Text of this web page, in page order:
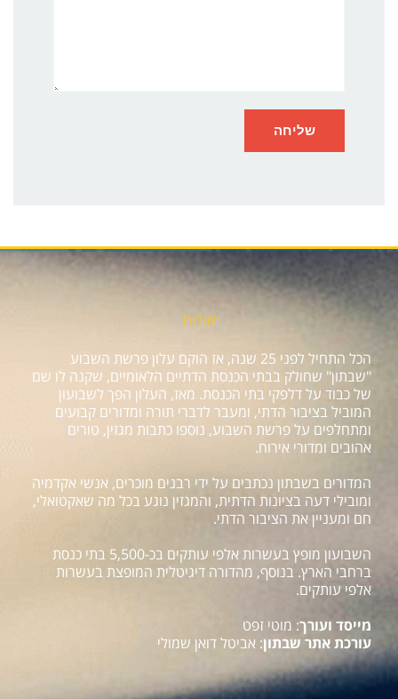
אודות
הכל התחיל לפני 25 שנה, אז הוקם עלון פרשת השבוע
"שבתון" שחולק בבתי הכנסת הדתיים הלאומיים, שקנה לו שם
של כבוד על דלפקי בתי הכנסת. מאז, העלון הפך לשבועון
המוביל בציבור הדתי, ומעבר לדברי תורה ומדורים קבועים
ומתחלפים על פרשת השבוע, נוספו כתבות מגזין, טורים
אהובים ומדורי אירוח.
המדורים בשבתון נכתבים על ידי רבנים מוכרים, אנשי אקדמיה
ומובילי דעה בציונות הדתית, והמגזין נוגע בכל מה שאקטואלי,
חם ומעניין את הציבור הדתי.
השבועון מופץ בעשרות אלפי עותקים בכ-5,500 בתי כנסת
ברחבי הארץ. בנוסף, מהדורה דיגיטלית המופצת בעשרות
אלפי עותקים.
מייסד ועורך: מוטי זפט
עורכת אתר שבתון: אביטל דואן שמולי